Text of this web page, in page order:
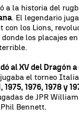
a la historia del
. El legendario
con los Lions,
los placajes
al XV del Dragón
el torneo
1976, 1978 y
de JPR
Bennett.